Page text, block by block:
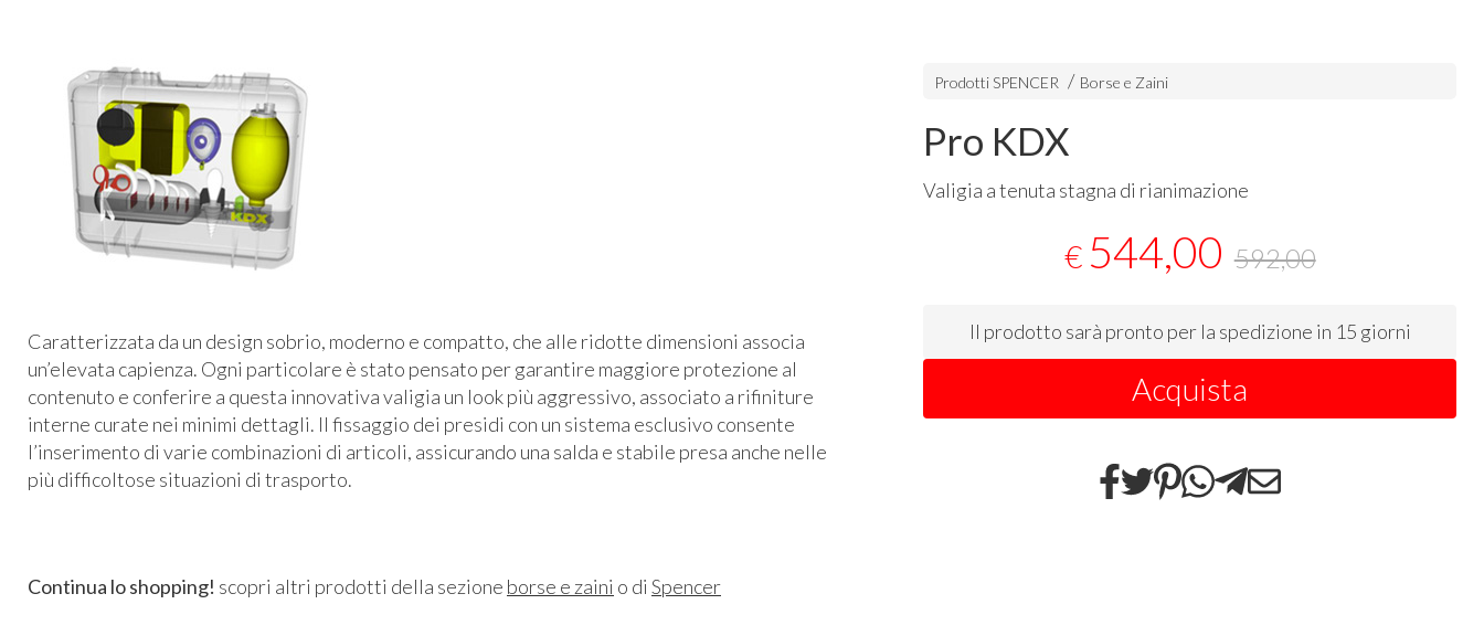
Caratterizzata da un design sobrio, moderno e compatto, che alle ridotte dimensioni associa
un’elevata capienza. Ogni particolare è stato pensato per garantire maggiore protezione al
contenuto e conferire a questa innovativa valigia un look più aggressivo, associato a rifiniture
interne curate nei minimi dettagli. Il fissaggio dei presidi con un sistema esclusivo consente
l’inserimento di varie combinazioni di articoli, assicurando una salda e stabile presa anche nelle
più difficoltose situazioni di trasporto.
Prodotti SPENCER Borse e Zaini
Pro KDX
Valigia a tenuta stagna di rianimazione
€ 544,00 592,00
Il prodotto sarà pronto per la spedizione in 15 giorni
Acquista
Continua lo shopping! scopri altri prodotti della sezione borse e zaini o di Spencer